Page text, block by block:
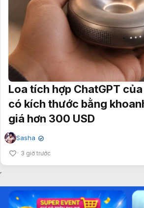
Loa tích hợp ChatGPT
có kích thước bằng
giá hơn 300 USD
Sasha ✔
3 giờ trước